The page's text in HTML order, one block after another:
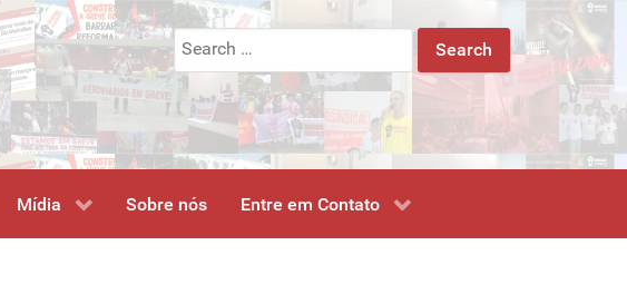
Search
for:
Mídia Sobre nós Entre em Contato